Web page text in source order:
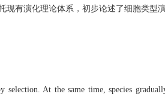
有演化理论体系，初步论述了细胞类型
At the same time, species